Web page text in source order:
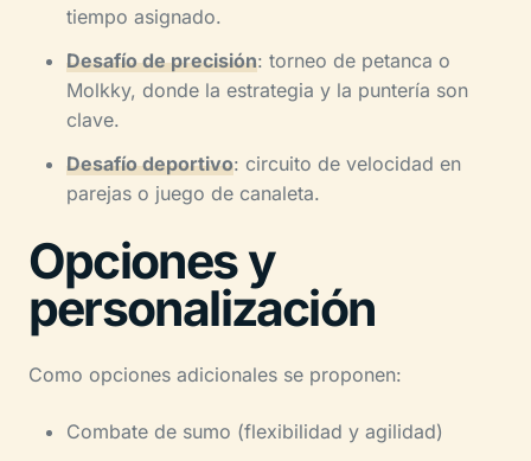
tiempo asignado.
Desafío de precisión: torneo de petanca o
Molkky, donde la estrategia y la puntería son
clave.
Desafío deportivo: circuito de velocidad en
parejas o juego de canaleta.
Opciones y
personalización
Como opciones adicionales se proponen:
Combate de sumo (flexibilidad y agilidad)